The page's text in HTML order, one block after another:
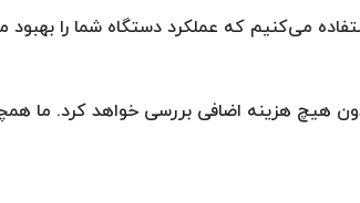
می‌کنیم که عملکرد دستگاه شما را